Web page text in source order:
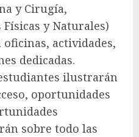
y Cirugía,
y Naturales)
actividades,
dedicadas.
ilustrarán
oportunidades
sobre todo las